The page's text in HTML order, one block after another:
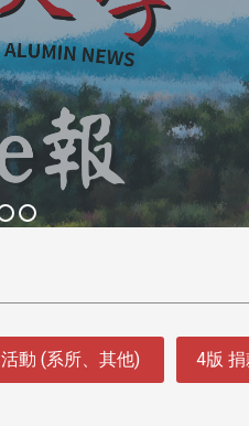
動 (系所、其他) 4版